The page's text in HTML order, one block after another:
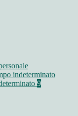
indeterminato
9